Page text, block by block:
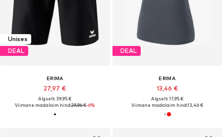
Unisex
DEAL
ERIMA
27,97 €
Algselt: 39,95 €
Viimane madalaim hind:29,96 €-6%
DEAL
ERIMA
13,46 €
Algselt: 17,95 €
Viimane madalaim hind:13,46 €